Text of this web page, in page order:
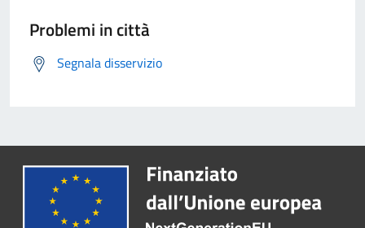
Problemi in città
Segnala disservizio